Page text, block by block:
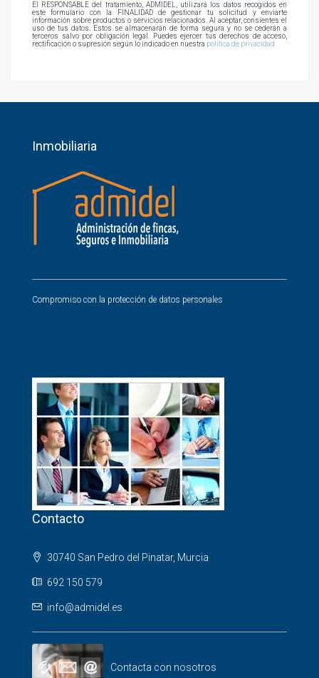
El RESPONSABLE del tratamiento, ADMIDEL, utilizará los datos recogidos en
este formulario con la FINALIDAD de gestionar tu solicitud y enviarte
información sobre productos o servicios relacionados. Al aceptar, consientes el
uso de tus datos. Estos se almacenarán de forma segura y no se cederán a
terceros salvo por obligación legal. Puedes ejercer tus derechos de acceso,
rectificación o supresión según lo indicado en nuestra política de privacidad
Inmobiliaria
Compromiso con la protección de datos personales
Contacto
30740 San Pedro del Pinatar, Murcia
692 150 579
info@admidel.es
Contacta con nosotros